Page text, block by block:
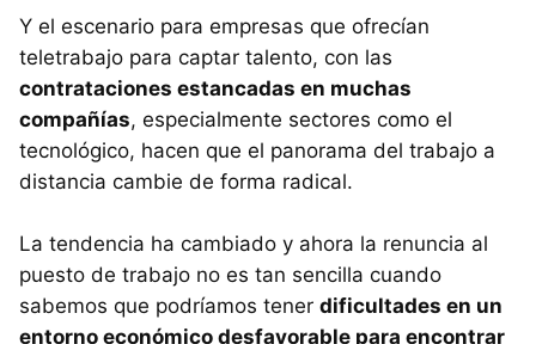
Y el escenario para empresas que ofrecían
teletrabajo para captar talento, con las
contrataciones estancadas en muchas
compañías, especialmente sectores como el
tecnológico, hacen que el panorama del trabajo a
distancia cambie de forma radical.
La tendencia ha cambiado y ahora la renuncia al
puesto de trabajo no es tan sencilla cuando
sabemos que podríamos tener dificultades en un
entorno económico desfavorable para encontrar